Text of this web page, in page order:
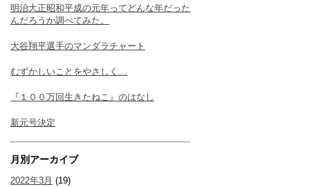
明治大正昭和平成の元年ってどんな年だった
んだろうか調べてみた。
大谷翔平選手のマンダラチャート
むずかしいことをやさしく…
『１００万回生きたねこ』のはなし
新元号決定
月別アーカイブ
2022年3月 (19)